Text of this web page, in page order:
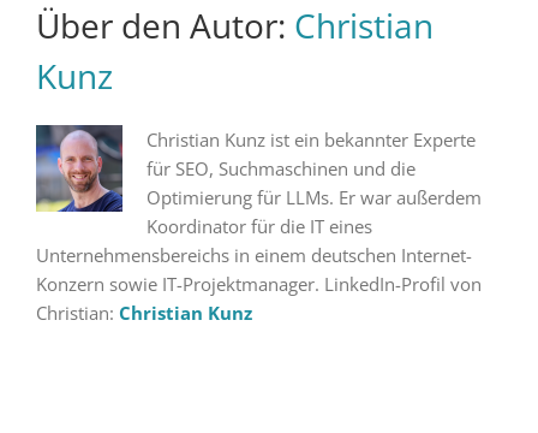
Über den Autor: Christian
Kunz
Christian Kunz ist ein bekannter Experte
für SEO, Suchmaschinen und die
Optimierung für LLMs. Er war außerdem
Koordinator für die IT eines
Unternehmensbereichs in einem deutschen Internet-
Konzern sowie IT-Projektmanager. LinkedIn-Profil von
Christian: Christian Kunz